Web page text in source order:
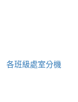
各班級處室分機